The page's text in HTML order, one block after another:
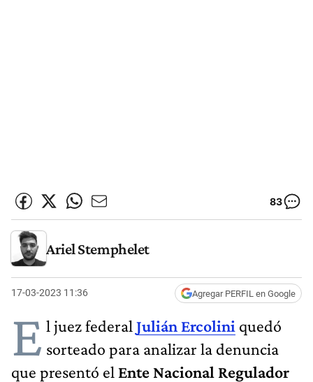
83
Ariel Stemphelet
17-03-2023 11:36 Agregar PERFIL en Google
E l juez federal Julián Ercolini quedó
sorteado para analizar la denuncia
que presentó el Ente Nacional Regulador